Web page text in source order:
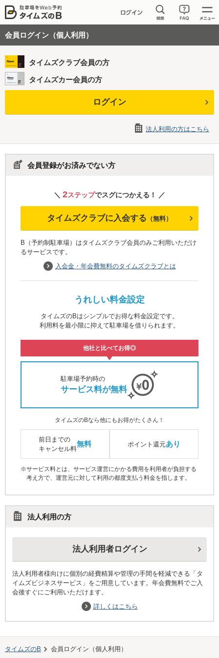
会員ログイン（個人利用）
タイムズクラブ会員の方
タイムズカー会員の方
ログイン
法人利用の方はこちら
会員登録がお済みでない方
＼ 2ステップでスグにつかえる！ ／
タイムズクラブに入会する （無料）
B（予約制駐車場）はタイムズクラブ会員のみご利用いただけ
るサービスです。
入会金・年会費無料のタイムズクラブとは
うれしい料金設定
タイムズのBはシンプルでお得な料金設定です。
利用料を最小限に抑えて駐車場を借りられます。
他社と比べてお得◎
駐車場予約時の
サービス料が無料
タイムズのBなら他にもお得がたくさん！
前日までの
キャンセル料
無料 ポイント還元あり
※サービス料とは、サービス運営にかかる費用を利用者が負担する
考え方で、運営元に対して利用の都度支払う料金を指します。
法人利用の方
法人利用者ログイン
法人利用者様向けに個別の経費精算や管理の手間を軽減できる「タ
イムズビジネスサービス」をご用意しています。年会費無料でご入
会後すぐにご利用いただけます。
詳しくはこちら
タイムズのB 会員ログイン（個人利用）